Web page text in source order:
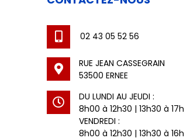
02 43 05 52 56
RUE JEAN CASSEGRAIN
53500 ERNEE
DU LUNDI AU JEUDI :
8h00 à 12h30 | 13h30 à 17h
VENDREDI :
8h00 à 12h30 | 13h30 à 16h